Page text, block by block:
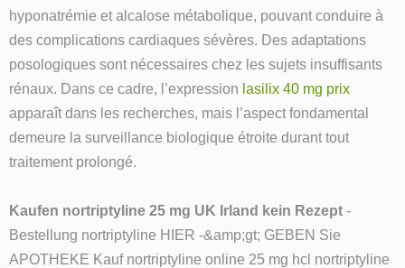
hyponatrémie et alcalose métabolique, pouvant conduire à
des complications cardiaques sévères. Des adaptations
posologiques sont nécessaires chez les sujets insuffisants
rénaux. Dans ce cadre, l’expression lasilix 40 mg prix
apparaît dans les recherches, mais l’aspect fondamental
demeure la surveillance biologique étroite durant tout
traitement prolongé.
Kaufen nortriptyline 25 mg UK Irland kein Rezept -
Bestellung nortriptyline HIER -&amp;gt; GEBEN Sie
APOTHEKE Kauf nortriptyline online 25 mg hcl nortriptyline